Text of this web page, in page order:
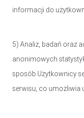
informacji do
5) Analiz, badań oraz
anonimowych
sposób Użytkownicy
serwisu, co umożliwia